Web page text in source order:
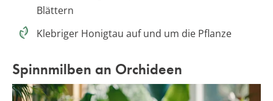
Blättern
Klebriger Honigtau auf und um die Pflanze
Spinnmilben an Orchideen